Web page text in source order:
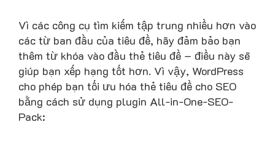
Vì các công cụ tìm kiếm tập trung nhiều hơn vào
các từ ban đầu của tiêu đề, hãy đảm bảo bạn
thêm từ khóa vào đầu thẻ tiêu đề – điều này sẽ
giúp bạn xếp hạng tốt hơn. Vì vậy, WordPress
cho phép bạn tối ưu hóa thẻ tiêu đề cho SEO
bằng cách sử dụng plugin All-in-One-SEO-
Pack: